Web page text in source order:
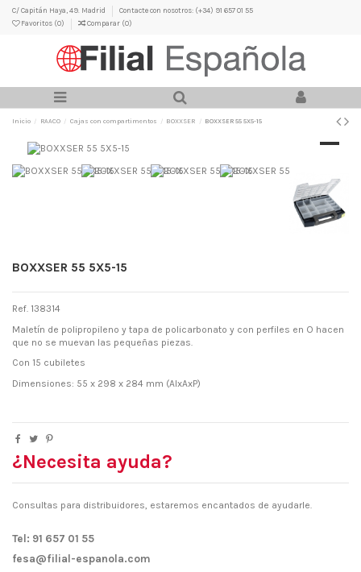
C/ Capitán Haya, 49. Madrid
Contacte con nosotros: (+34) 91 657 01 55
Favoritos (0) Comparar (0)
Inicio RAACO Cajas con compartimentos BOXXSER BOXXSER 55 5X5-15
BOXXSER 55 5X5-15
Ref. 138314
Maletín de polipropileno y tapa de policarbonato y con perfiles en O hacen
que no se muevan las pequeñas piezas.
Con 15 cubiletes
Dimensiones: 55 x 298 x 284 mm (AlxAxP)
¿Necesita ayuda?
Consultas para distribuidores, estaremos encantados de ayudarle.
Tel: 91 657 01 55
fesa@filial-espanola.com